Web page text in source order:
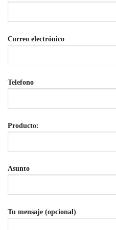
Correo electrónico
Telefono
Producto:
Asunto
Tu mensaje (opcional)